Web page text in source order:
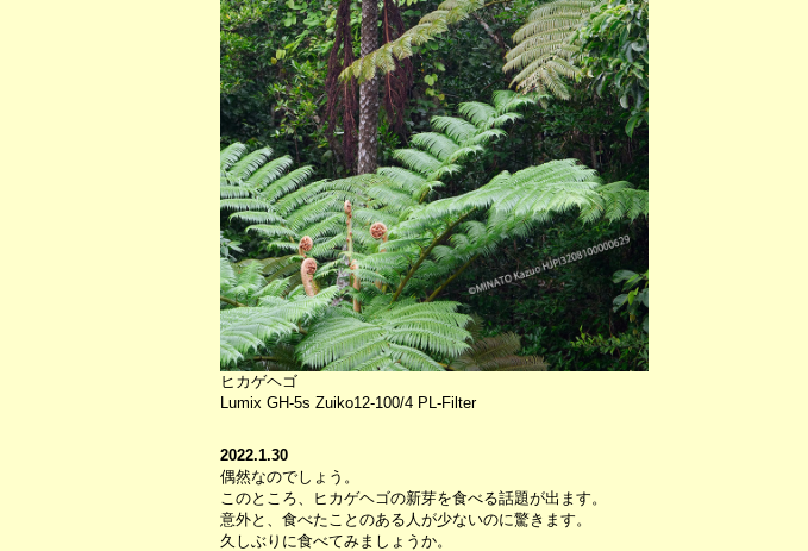
ヒカゲヘゴ
Lumix GH-5s Zuiko12-100/4 PL-Filter
2022.1.30
偶然なのでしょう。
このところ、ヒカゲヘゴの新芽を食べる話題が出ます。
意外と、食べたことのある人が少ないのに驚きます。
久しぶりに食べてみましょうか。